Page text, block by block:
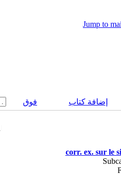
Jump to
إضافة كتاب
فوق
corr. ex. sur le